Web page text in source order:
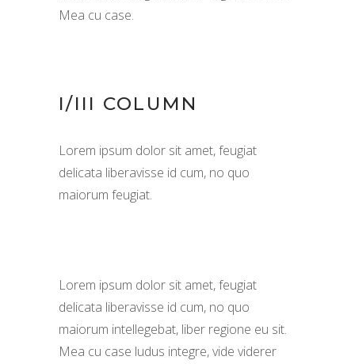
Mea cu case.
I/III COLUMN
Lorem ipsum dolor sit amet, feugiat
delicata liberavisse id cum, no quo
maiorum feugiat.
Lorem ipsum dolor sit amet, feugiat
delicata liberavisse id cum, no quo
maiorum intellegebat, liber regione eu sit.
Mea cu case ludus integre, vide viderer